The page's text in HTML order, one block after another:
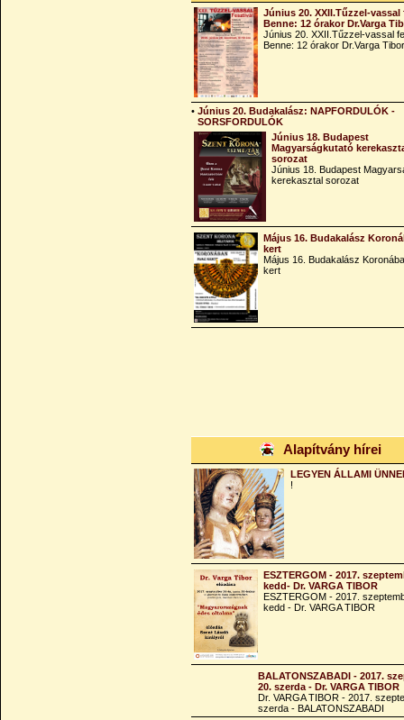
Június 20. XXII.Tűzzel-
Benne: 12 órakor Dr.Varga
Június 20. XXII.Tűzzel-vassal
Benne: 12 órakor Dr.Varga Tibor
• Június 20. Budakalász: NAPFORDULÓK -
SORSFORDULÓK
Június 18. Budapest
Magyarságkutató
sorozat
Június 18. Budapest
kerekasztal sorozat
Május 16. Budakalász
kert
Május 16. Budakalász
kert
Alapítvány hírei
LEGYEN ÁLLAMI
!
ESZTERGOM - 2017.
kedd- Dr. VARGA TIBOR
ESZTERGOM - 2017.
kedd - Dr. VARGA TIBOR
BALATONSZABADI - 2017.
20. szerda - Dr. VARGA TIBOR
Dr. VARGA TIBOR - 2017.
szerda - BALATONSZABADI